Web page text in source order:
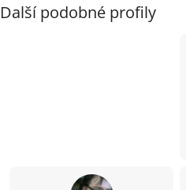
Další podobné profily